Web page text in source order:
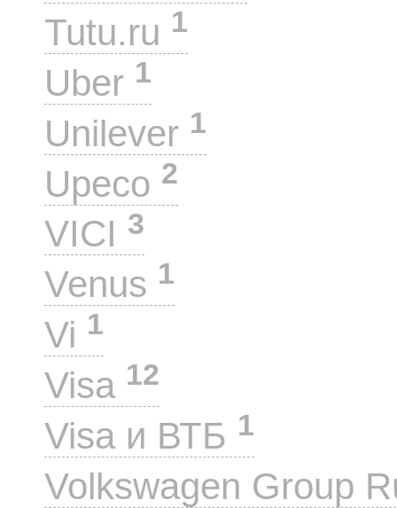
Tutu.ru 1
Uber 1
Unilever 1
Upeco 2
VICI 3
Venus 1
Vi 1
Visa 12
Visa и ВТБ 1
Volkswagen Group